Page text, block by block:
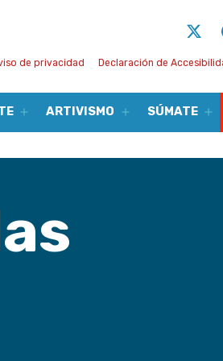
de privacidad Declaración de
Abrir
el
ARTIVISMO
Abrir
el
SÚMATE
Abrir
el